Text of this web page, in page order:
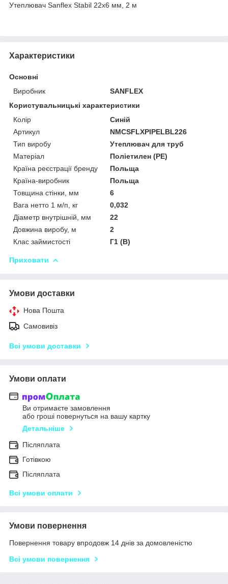
Утеплювач Sanflex Stabil 22х6 мм, 2 м
Характеристики
Основні
Виробник
SANFLEX
Користувальницькі характеристики
Колір
Синій
Артикул
NMCSFLXPIPELBL226
Тип виробу
Утеплювач для труб
Матеріал
Поліетилен (PE)
Країна реєстрації бренду
Польща
Країна-виробник
Польща
Товщина стінки, мм
6
Вага нетто 1 м/п, кг
0,032
Діаметр внутрішній, мм
22
Довжина виробу, м
2
Клас займистості
Г1 (В)
Приховати
Умови доставки
Нова Пошта
Самовивіз
Всі умови доставки
Умови оплати
Ви отримаєте замовлення
або гроші повернуться на вашу картку
Детальніше
Післяплата
Готівкою
Післяплата
Всі умови оплати
Умови повернення
Повернення товару впродовж 14 днів за домовленістю
Всі умови повернення